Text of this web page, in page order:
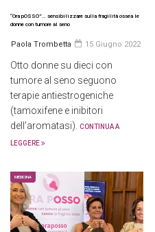
i
n
“Ora pOSSO”… sensibilizzare sulla fragilità ossea le
donne con tumore al seno
Paola Trombetta 15 Giugno 2022
Otto donne su dieci con
tumore al seno seguono
terapie antiestrogeniche
(tamoxifene e inibitori
dell’aromatasi). CONTINUA A
LEGGERE
MEDICINA